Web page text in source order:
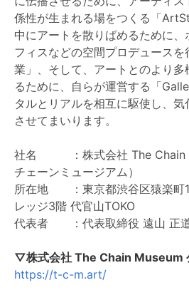
係性が生まれる場をつくる「
中にアートを散りばめるために
フィスなどの空間プロデュース
業」、そして、アートとのより
るために、自らが運営する「
タルとリアルを相互に駆使し、
させてまいります。
社名 ：株式会社 The Chain
チェーンミュージアム）
所在地 ：東京都渋谷区猿楽町
レッジ3階 代官山TOKO
代表者 ：代表取締役 遠山 正
▽株式会社 The Chain Museum
https://t-c-m.art/